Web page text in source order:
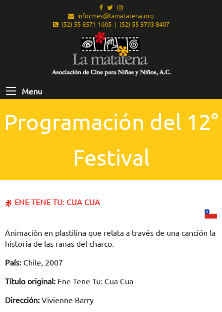
informes@lamatatena.org
(52) 55 8571 1605 | (52) 55 8793 8407
Menu
Programación del 12°
Festival
ENE TENE TU: CUA CUA
Animación en plastilina que relata a través de una canción la
historia de las ranas del charco.
País: Chile, 2007
Título original: Ene Tene Tu: Cua Cua
Dirección: Vivienne Barry